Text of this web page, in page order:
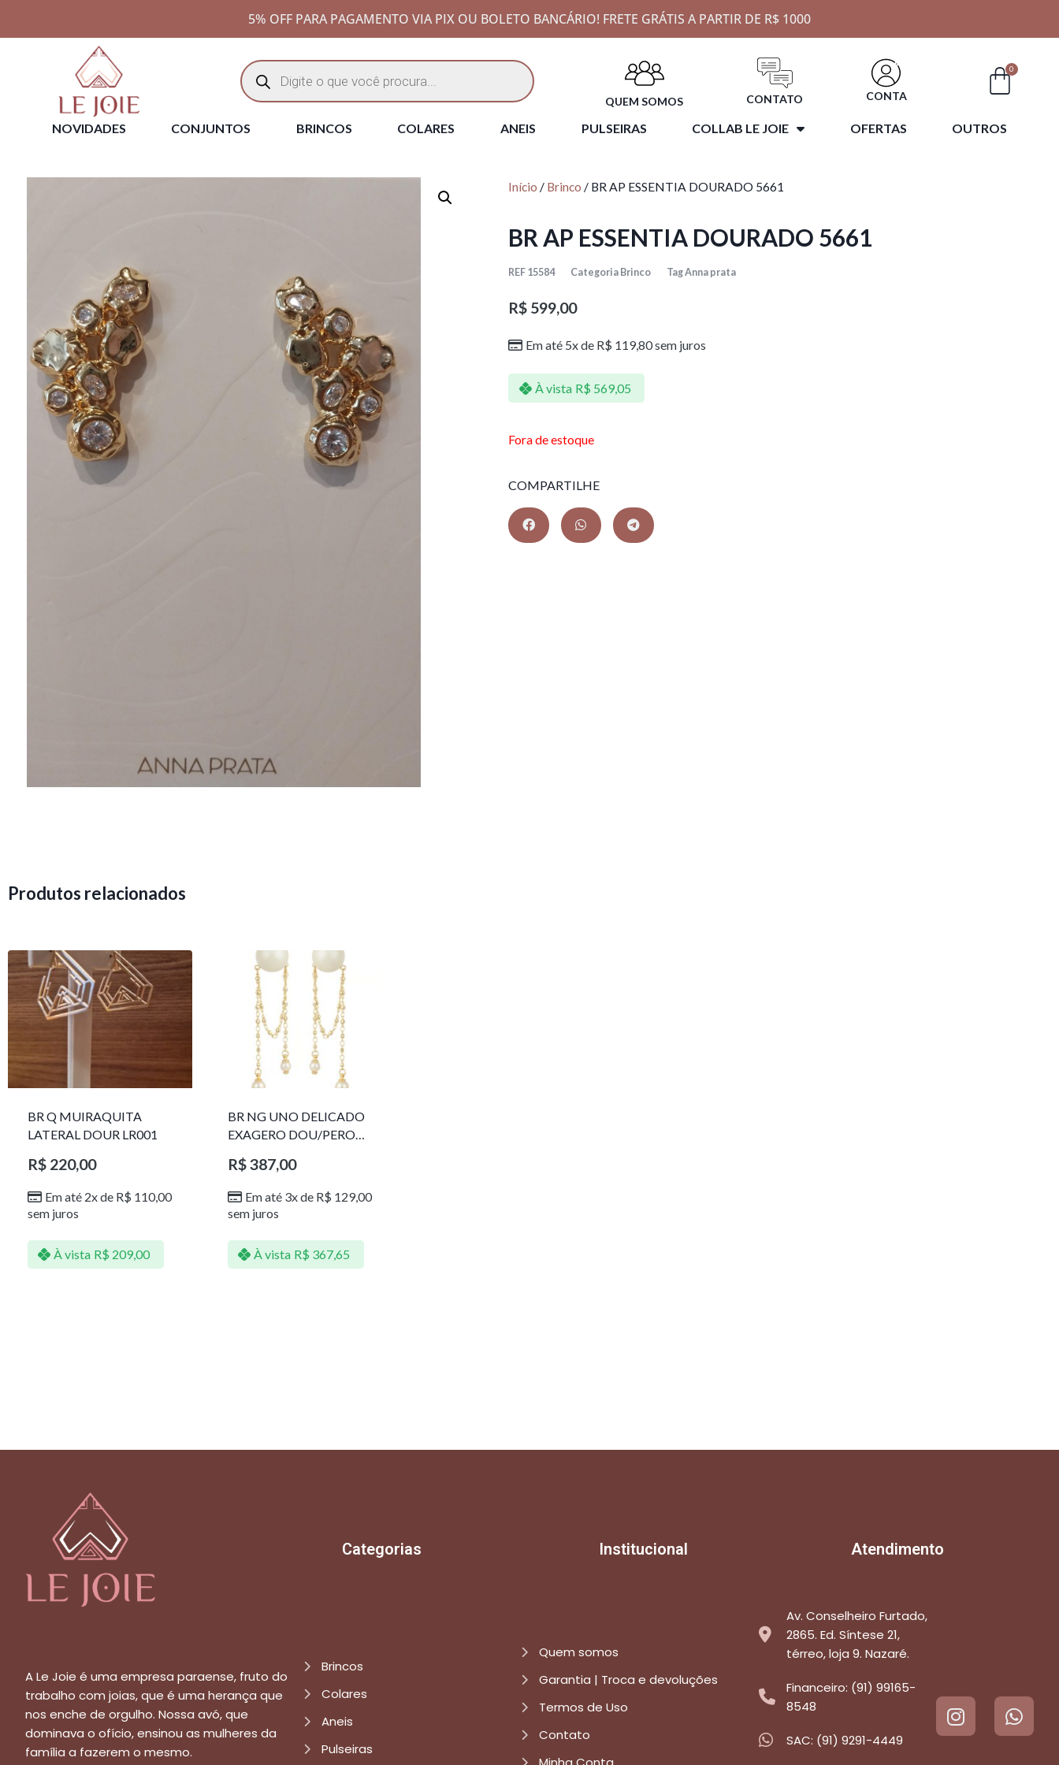
5% OFF PARA PAGAMENTO VIA PIX OU BOLETO BANCÁRIO! FRETE GRÁTIS A PARTIR DE R$ 1000
QUEM SOMOS CONTATO CONTA
0
NOVIDADES CONJUNTOS BRINCOS COLARES ANEIS PULSEIRAS COLLAB LE JOIE OFERTAS OUTROS
Início / Brinco / BR AP ESSENTIA DOURADO 5661
BR AP ESSENTIA DOURADO 5661
REF 15584 Categoria Brinco TagAnna prata
R$ 599,00
Em até 5x de R$ 119,80sem juros
À vista R$ 569,05
Fora de estoque
COMPARTILHE
Produtos relacionados
BR Q MUIRAQUITA
LATERAL DOUR LR001
R$220,00
Em até 2x de R$ 110,00
sem juros
À vista R$ 209,00
BR NG UNO DELICADO
EXAGERO DOU/PERO
R$387,00
Em até 3x de R$ 129,00
sem juros
À vista R$ 367,65
Categorias Institucional Atendimento
A Le Joie é uma empresa paraense, fruto do
trabalho com joias, que é uma herança que
nos enche de orgulho. Nossa avó, que
dominava o ofício, ensinou as mulheres da
família a fazerem o mesmo.
Brincos
Colares
Aneis
Pulseiras
Quem somos
Garantia | Troca e devoluções
Termos de Uso
Contato
Av. Conselheiro Furtado,
2865. Ed. Síntese 21,
térreo, loja 9. Nazaré.
Financeiro: (91) 99165-
8548
SAC: (91) 9291-4449